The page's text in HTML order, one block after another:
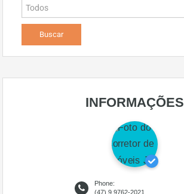
INFORMAÇÕES
Phone:
(47) 9 9762-2021